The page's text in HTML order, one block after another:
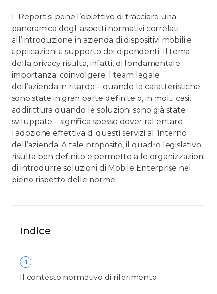
Il Report si pone l’obiettivo di tracciare una
panoramica degli aspetti normativi correlati
all’introduzione in azienda di dispositivi mobili e
applicazioni a supporto dei dipendenti. Il tema
della privacy risulta, infatti, di fondamentale
importanza: coinvolgere il team legale
dell’azienda in ritardo – quando le caratteristiche
sono state in gran parte definite o, in molti casi,
addirittura quando le soluzioni sono già state
sviluppate – significa spesso dover rallentare
l’adozione effettiva di questi servizi all’interno
dell’azienda. A tale proposito, il quadro legislativo
risulta ben definito e permette alle organizzazioni
di introdurre soluzioni di Mobile Enterprise nel
pieno rispetto delle norme.
Indice
1
Il contesto normativo di riferimento